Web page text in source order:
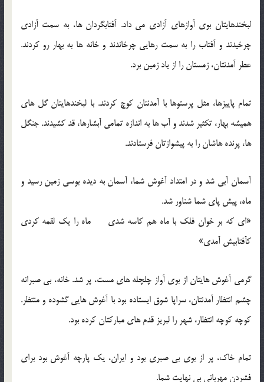
لبخندهایتان بوی آوازهای آزادی می داد. آفتابگردان ها، به سمت آزادی
چرخیدند و آفتاب را به سمت رهایی چرخاندند و خانه ها به بهار رو کردند.
عطر آمدنتان، زمستان را از یاد زمین برد.
تمام پاییزها، مثل پرستوها با آمدنتان کوچ کردند. با لبخندهایتان گل های
همیشه بهار، تکثیر شدند و آب ها به اندازه تمامی آبشارها، قد کشیدند. جنگل
ها، پرنده هاشان را به پیشوازتان فرستادند.
آسمان آبی شد و در امتداد آغوش شما، آسمان به دیده بوسی زمین رسید و
ماه، پیش پای شما شناور شد.
«ای که بر خوان فلک با ماه هم کاسه شدی ماه را یک لقمه کردی
کآفتابیش آمدی»
گرمی آغوش هایتان از بوی آواز چلچله های مست، پر شد. خانه، بی صبرانه
چشم انتظار آمدنتان، سراپا شوق ایستاده بود با آغوش هایی گشوده و منتظر.
کوچه کوچه انتظار، شهر را لبریز قدم های مبارکتان کرده بود.
تمام خاک، پر از بوی بی صبری بود و ایران، یک پارچه آغوش بود برای
فشردن مهربانی بی نهایت شما.